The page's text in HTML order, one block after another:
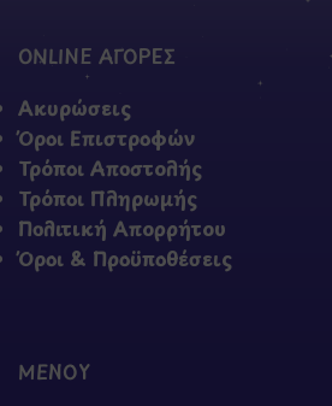
ONLINE ΑΓΟΡΕΣ
Ακυρώσεις
Όροι Επιστροφών
Τρόποι Αποστολής
Τρόποι Πληρωμής
Πολιτική Απορρήτου
Όροι & Προϋποθέσεις
ΜΕΝΟΥ